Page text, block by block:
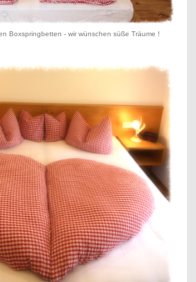
Boxspringbetten - wir wünschen süße Träume !